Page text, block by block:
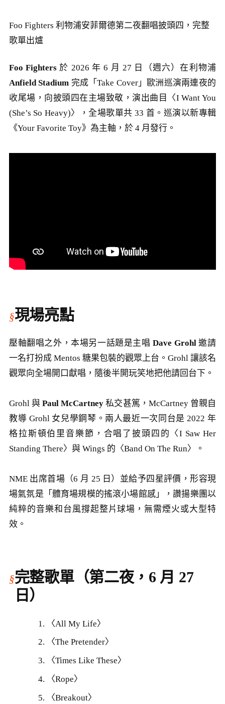
Foo Fighters 利物浦安菲爾德第二夜翻唱披頭四，完整
歌單出爐
Foo Fighters 於 2026 年 6 月 27 日（週六）在利物浦
Anfield Stadium 完成「Take Cover」歐洲巡演兩連夜的
收尾場，向披頭四在主場致敬，演出曲目〈I Want You
(She’s So Heavy)〉，全場歌單共 33 首。巡演以新專輯
《Your Favorite Toy》為主軸，於 4 月發行。
現場亮點
壓軸翻唱之外，本場另一話題是主唱Dave Grohl邀請
一名打扮成 Mentos 糖果包裝的觀眾上台。Grohl 讓該名
觀眾向全場開口獻唱，隨後半開玩笑地把他請回台下。
Grohl 與Paul McCartney 私交甚篤，McCartney 曾親自
教導 Grohl 女兒學鋼琴。兩人最近一次同台是 2022 年
格拉斯頓伯里音樂節，合唱了披頭四的〈I Saw Her
Standing There〉與 Wings 的〈Band On The Run〉。
NME 出席首場（6 月 25 日）並給予四星評價，形容現
場氣氛是「體育場規模的搖滾小場館感」，讚揚樂團以
純粹的音樂和台風撐起整片球場，無需煙火或大型特
效。
完整歌單（第二夜，6 月 27
日）
〈All My Life〉
〈The Pretender〉
〈Times Like These〉
〈Rope〉
〈Breakout〉